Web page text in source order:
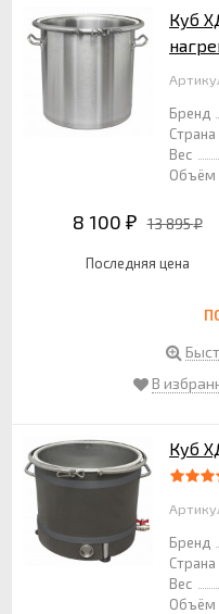
Куб
Бренд
Вес
Объём
8 100 ₽ 13 895₽
Последняя цена
В
Куб
Бренд
Вес
Объём